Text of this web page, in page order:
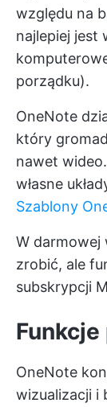
względu na
najlepiej jest
porządku).
OneNote
który
nawet
własne
Szablony
W darmowej
zrobić, ale
subskrypcji
OneNote
wizualizacji i